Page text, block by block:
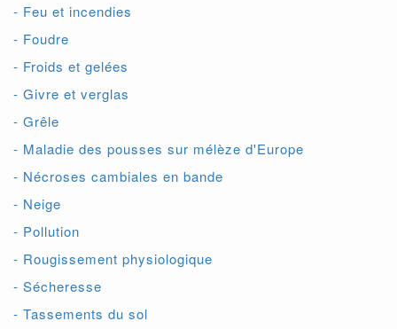
- Feu et incendies
- Foudre
- Froids et gelées
- Givre et verglas
- Grêle
- Maladie des pousses sur mélèze d'Europe
- Nécroses cambiales en bande
- Neige
- Pollution
- Rougissement physiologique
- Sécheresse
- Tassements du sol